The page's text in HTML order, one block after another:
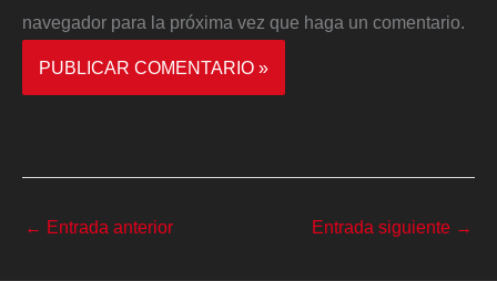
navegador para la próxima vez que haga un comentario.
← Entrada anterior Entrada siguiente →